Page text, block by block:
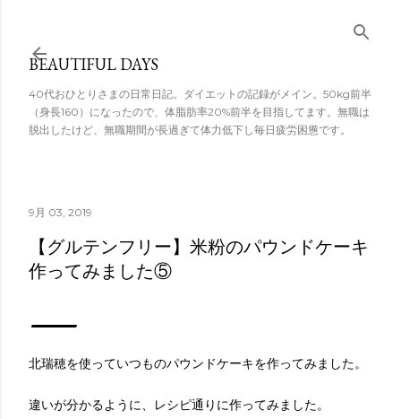
スキップしてメ
イン コンテンツ
に移動
BEAUTIFUL DAYS
40代おひとりさまの日常日記。ダイエットの記録がメイン。50kg前半
（身長160）になったので、体脂肪率20%前半を目指してます。無職は
脱出したけど、無職期間が長過ぎて体力低下し毎日疲労困憊です。
9月 03, 2019
【グルテンフリー】米粉のパウンドケーキ
作ってみました⑤
北瑞穂を使っていつものパウンドケーキを作ってみました。
違いが分かるように、レシピ通りに作ってみました。